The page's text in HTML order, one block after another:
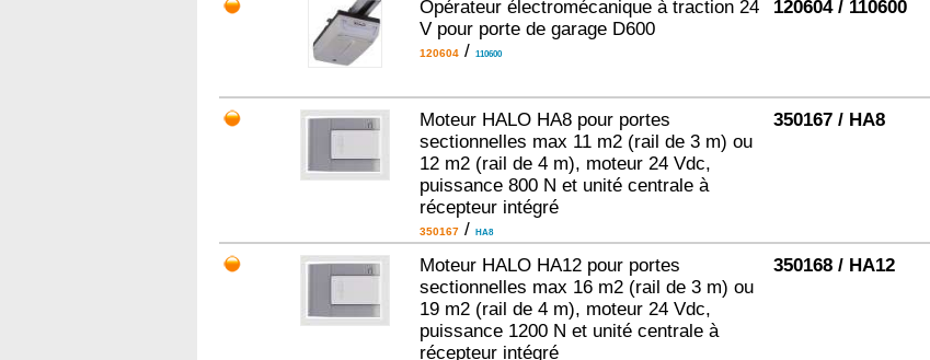
Opérateur électromécanique à traction 24
V pour porte de garage D600
120604/ 110600
120604 / 110600
Moteur HALO HA8 pour portes
sectionnelles max 11 m2 (rail de 3 m) ou
12 m2 (rail de 4 m), moteur 24 Vdc,
puissance 800 N et unité centrale à
récepteur intégré
350167/ HA8
350167 / HA8
Moteur HALO HA12 pour portes
sectionnelles max 16 m2 (rail de 3 m) ou
19 m2 (rail de 4 m), moteur 24 Vdc,
puissance 1200 N et unité centrale à
récepteur intégré
350168 / HA12